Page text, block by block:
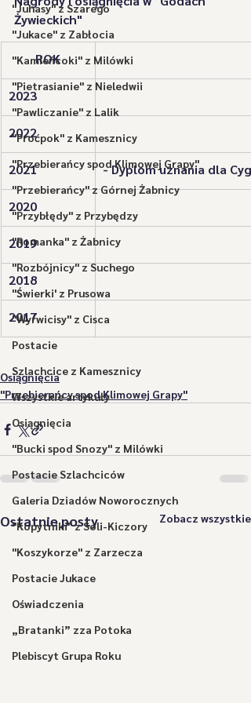
"Juhasy" z Szarego
"Jukace" z Zabłocia
"Kamieńcoki" z Milówki
"Pietrasianie" z Nieledwii
"Pawliczanie" z Lalik
"Proćpok" z Kamesznicy
"Przebierańcy spod Klimowej Grapy"
"Przebierańcy" z Górnej Żabnicy
"Przybłędy" z Przybędzy
"Romanka" z Żabnicy
"Rozbójnicy" z Suchego
"Świerki' z Prusowa
"Wyrwicisy" z Cisca
Postacie
Szlachcice z Kamesznicy
Wszystkie artykuły
Osiągnięcia
"Bucki spod Snozy" z Milówki
Postacie Szlachciców
Galeria Dziadów Noworocznych
"Kopytniki" z Soli-Kiczory
"Koszykorze" z Zarzecza
Postacie Jukace
Oświadczenia
„Bratanki” zza Potoka
Plebiscyt Grupa Roku
Żywieckich"
​ROK
2023
2022
2021 - Dyplom uznania dla
2020
2019
2018
​2017
Osiągnięcia
"Przebierańcy spod Klimowej Grapy"
Ostatnie posty Zobacz wszystkie